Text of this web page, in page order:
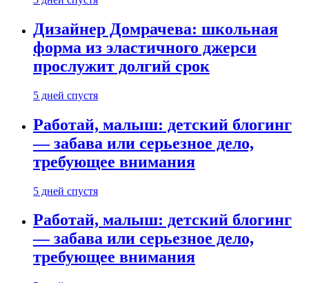
Дизайнер Домрачева: школьная
форма из эластичного джерси
прослужит долгий срок
5 дней спустя
Работай, малыш: детский блогинг
— забава или серьезное дело,
требующее внимания
5 дней спустя
Работай, малыш: детский блогинг
— забава или серьезное дело,
требующее внимания